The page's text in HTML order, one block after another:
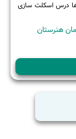
ها درس اسکلت سازی
هنرستان